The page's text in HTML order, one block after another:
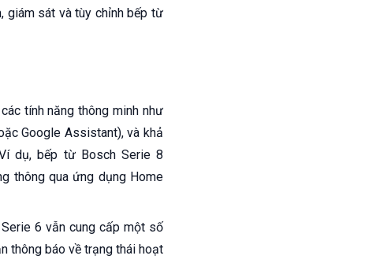
giám sát và tùy chỉnh bếp từ
tính năng thông minh như
Google Assistant), và khả
dụ, bếp từ Bosch Serie 8
thông qua ứng dụng Home
6 vẫn cung cấp một số
thông báo về trạng thái hoạt